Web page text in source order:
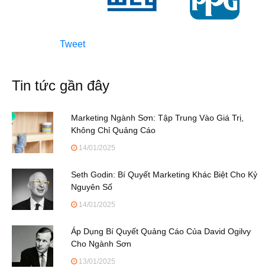
Tweet
Tin tức gần đây
Marketing Ngành Sơn: Tập Trung Vào Giá Trị,
Không Chỉ Quảng Cáo
14/01/2025
Seth Godin: Bí Quyết Marketing Khác Biệt Cho Kỷ
Nguyên Số
14/01/2025
Áp Dụng Bí Quyết Quảng Cáo Của David Ogilvy
Cho Ngành Sơn
13/01/2025